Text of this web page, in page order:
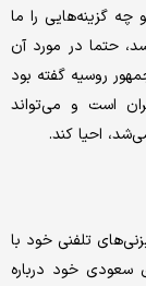
گزینه‌هایی را ما
حتما در مورد آن
روسیه گفته بود
است و می‌تواند
تلفنی خود با
سعودی خود درباره